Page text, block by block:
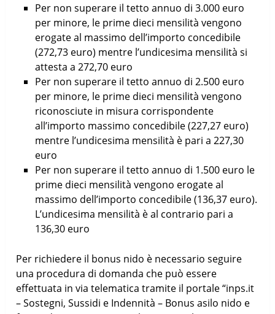
Per non superare il tetto annuo di 3.000 euro
per minore, le prime dieci mensilità vengono
erogate al massimo dell’importo concedibile
(272,73 euro) mentre l’undicesima mensilità si
attesta a 272,70 euro
Per non superare il tetto annuo di 2.500 euro
per minore, le prime dieci mensilità vengono
riconosciute in misura corrispondente
all’importo massimo concedibile (227,27 euro)
mentre l’undicesima mensilità è pari a 227,30
euro
Per non superare il tetto annuo di 1.500 euro le
prime dieci mensilità vengono erogate al
massimo dell’importo concedibile (136,37 euro).
L’undicesima mensilità è al contrario pari a
136,30 euro
Per richiedere il bonus nido è necessario seguire
una procedura di domanda che può essere
effettuata in via telematica tramite il portale “inps.it
– Sostegni, Sussidi e Indennità – Bonus asilo nido e